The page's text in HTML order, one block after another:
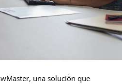
una solución que